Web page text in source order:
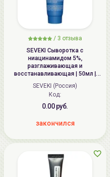
/ 3 отзыва
SEVEKI Сыворотка c
ниацинамидом 5%,
разглаживающая и
восстанавливающая | 50мл |
Niacinamide Face Serum
SEVEKI (Россия)
Код:
0.00 руб.
закончился